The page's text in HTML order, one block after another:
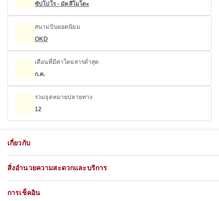
ซัปโปโร - มัตสึโมโตะ
สนามบินยอดนิยม
OKD
เดือนที่มีค่าโดยสารต่ำสุด
ก.ค.
รวมจุดหมายปลายทาง
12
เกี่ยวกับ
สิ่งอำนวยความสะดวกและบริการ
การเช็คอิน